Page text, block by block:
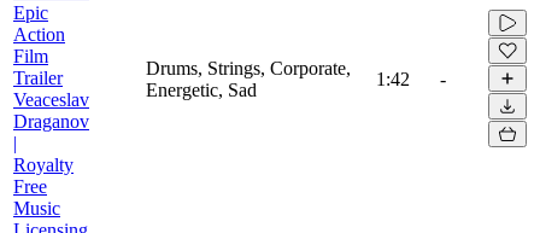
Epic
Action
Film
Trailer
Veaceslav
Draganov
|
Royalty
Free
Music
Drums, Strings, Corporate,
Energetic, Sad
1:42 -